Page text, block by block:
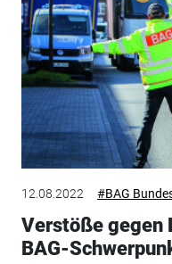
12.08.2022 #BAG
Verstöße gegen
BAG-